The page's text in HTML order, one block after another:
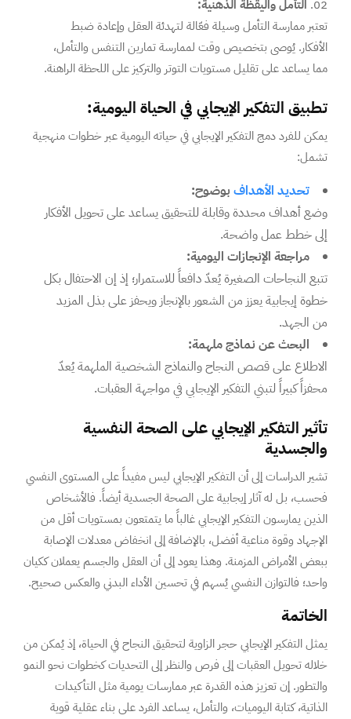
التأمل واليقظة الذهنية:
تعتبر ممارسة التأمل وسيلة فعّالة لتهدئة العقل وإعادة ضبط
الأفكار. يُوصى بتخصيص وقت لممارسة تمارين التنفس والتأمل،
مما يساعد على تقليل مستويات التوتر والتركيز على اللحظة الراهنة.
تطبيق التفكير الإيجابي في الحياة اليومية:
يمكن للفرد دمج التفكير الإيجابي في حياته اليومية عبر خطوات منهجية
تشمل:
تحديد الأهداف بوضوح:
وضع أهداف محددة وقابلة للتحقيق يساعد على تحويل الأفكار
إلى خطط عمل واضحة.
مراجعة الإنجازات اليومية:
تتبع النجاحات الصغيرة يُعدّ دافعاً للاستمرار؛ إذ إن الاحتفال بكل
خطوة إيجابية يعزز من الشعور بالإنجاز ويحفز على بذل المزيد
من الجهد.
البحث عن نماذج ملهمة:
الاطلاع على قصص النجاح والنماذج الشخصية الملهمة يُعدّ
محفزاً كبيراً لتبني التفكير الإيجابي في مواجهة العقبات.
تأثير التفكير الإيجابي على الصحة النفسية
والجسدية
تشير الدراسات إلى أن التفكير الإيجابي ليس مفيداً على المستوى النفسي
فحسب، بل له آثار إيجابية على الصحة الجسدية أيضاً. فالأشخاص
الذين يمارسون التفكير الإيجابي غالباً ما يتمتعون بمستويات أقل من
الإجهاد وقوة مناعية أفضل، بالإضافة إلى انخفاض معدلات الإصابة
ببعض الأمراض المزمنة. وهذا يعود إلى أن العقل والجسم يعملان ككيان
واحد؛ فالتوازن النفسي يُسهم في تحسين الأداء البدني والعكس صحيح.
الخاتمة
يمثل التفكير الإيجابي حجر الزاوية لتحقيق النجاح في الحياة، إذ يُمكن من
خلاله تحويل العقبات إلى فرص والنظر إلى التحديات كخطوات نحو النمو
والتطور. إن تعزيز هذه القدرة عبر ممارسات يومية مثل التأكيدات
الذاتية، كتابة اليوميات، والتأمل، يساعد الفرد على بناء عقلية قوية